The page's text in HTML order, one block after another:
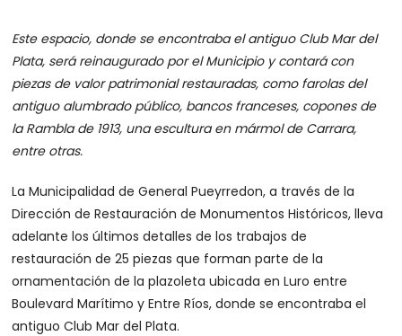
Este espacio, donde se encontraba el antiguo Club Mar del
Plata, será reinaugurado por el Municipio y contará con
piezas de valor patrimonial restauradas, como farolas del
antiguo alumbrado público, bancos franceses, copones de
la Rambla de 1913, una escultura en mármol de Carrara,
entre otras.
La Municipalidad de General Pueyrredon, a través de la
Dirección de Restauración de Monumentos Históricos, lleva
adelante los últimos detalles de los trabajos de
restauración de 25 piezas que forman parte de la
ornamentación de la plazoleta ubicada en Luro entre
Boulevard Marítimo y Entre Ríos, donde se encontraba el
antiguo Club Mar del Plata.